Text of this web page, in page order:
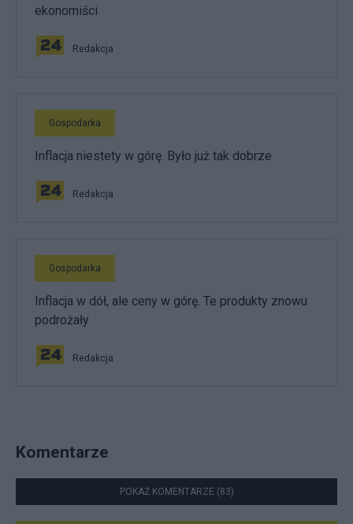
ekonomiści
Redakcja
Gospodarka
Inflacja niestety w górę. Było już tak dobrze
Redakcja
Gospodarka
Inflacja w dół, ale ceny w górę. Te produkty znowu
podrożały
Redakcja
Komentarze
POKAŻ KOMENTARZE (83)